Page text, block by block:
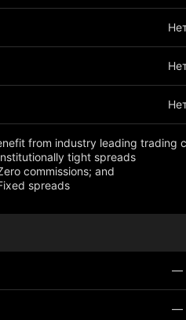
больше
from industry leading trading
tight spreads
commissions; and
spreads
USD spread fixed at 0.5 pips
—
—